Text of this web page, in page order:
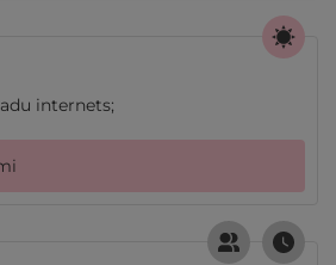
internets;